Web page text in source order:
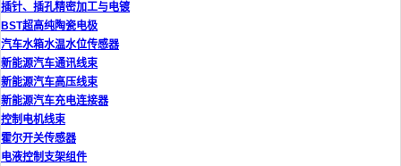
插针、插孔精密加工与电镀
BST超高纯陶瓷电极
汽车水箱水温水位传感器
新能源汽车通讯线束
新能源汽车高压线束
新能源汽车充电连接器
控制电机线束
霍尔开关传感器
电液控制支架组件